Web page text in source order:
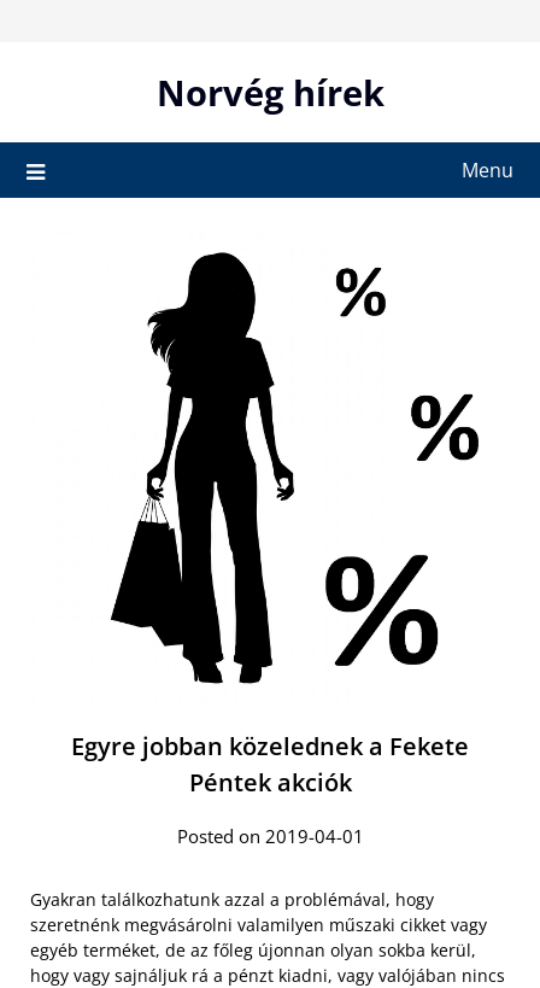
Norvég hírek
Menu
Egyre jobban közelednek a Fekete
Péntek akciók
Posted on 2019-04-01
Gyakran találkozhatunk azzal a problémával, hogy
szeretnénk megvásárolni valamilyen műszaki cikket vagy
egyéb terméket, de az főleg újonnan olyan sokba kerül,
hogy vagy sajnáljuk rá a pénzt kiadni, vagy valójában nincs